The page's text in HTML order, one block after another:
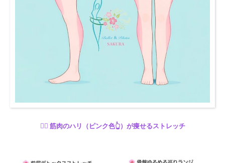
🧘‍♂️ 筋肉のハリ（ピンク色👆）が痩せるストレッチ